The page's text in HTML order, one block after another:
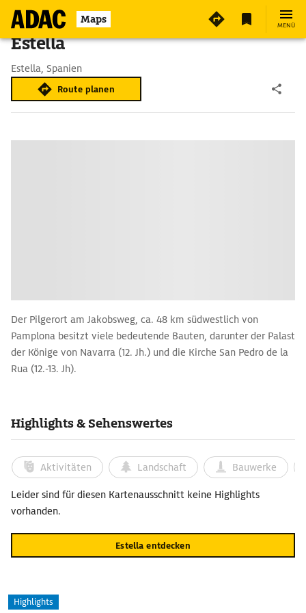
Maps MENÜ
Estella
Estella, Spanien
Route planen
Der Pilgerort am Jakobsweg, ca. 48 km südwestlich von
Pamplona besitzt viele bedeutende Bauten, darunter der Palast
der Könige von Navarra (12. Jh.) und die Kirche San Pedro de la
Rua (12.-13. Jh).
Highlights & Sehenswertes
Aktivitäten Landschaft Bauwerke
Leider sind für diesen Kartenausschnitt keine Highlights
vorhanden.
Estella entdecken
Highlights